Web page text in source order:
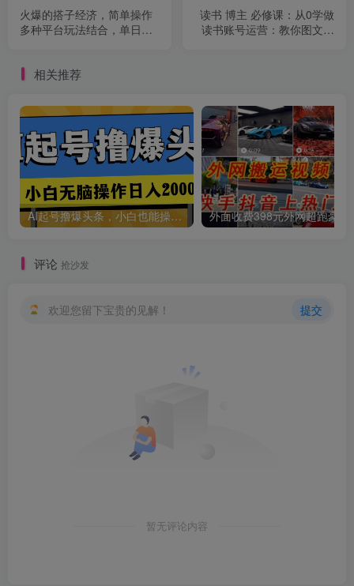
火爆的搭子经济，简单操作
多种平台玩法结合，单日变
读书 博主 必修课：从0学做
读书账号运营：教你图文、
相关推荐
AI起号撸爆头条，小白也能操作，日入2000+
评论 抢沙发
欢迎您留下宝贵的见解！ 提交
暂无评论内容